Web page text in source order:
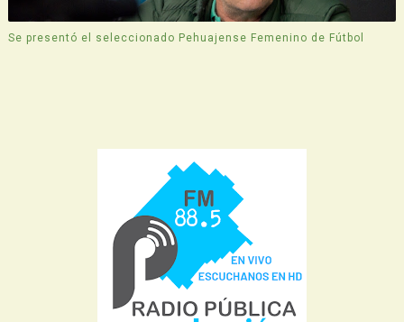
Se presentó el seleccionado Pehuajense Femenino de Fútbol